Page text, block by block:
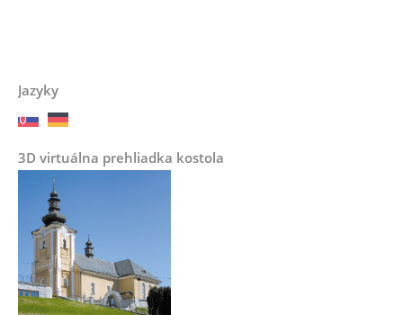
Jazyky
3D virtuálna prehliadka kostola